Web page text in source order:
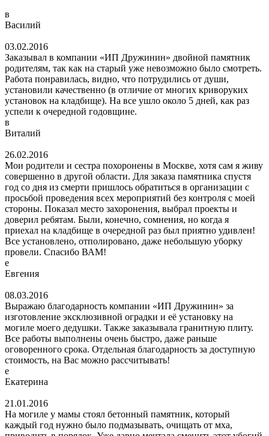
в
Василий
03.02.2016
Заказывал в компании «ИП Дружинин» двойной памятник
родителям, так как на старый уже невозможно было смотреть.
Работа понравилась, видно, что потрудились от души,
установили качественно (в отличие от многих криворуких
установок на кладбище). На все ушло около 5 дней, как раз
успели к очередной годовщине.
в
Виталий
26.02.2016
Мои родители и сестра похоронены в Москве, хотя сам я живу
совершенно в другой области. Для заказа памятника спустя
год со дня из смерти пришлось обратиться в организации с
просьбой проведения всех мероприятий без контроля с моей
стороны. Показал место захоронения, выбрал проекты и
доверил ребятам. Были, конечно, сомнения, но когда я
приехал на кладбище в очередной раз был приятно удивлен!
Все установлено, отполировано, даже небольшую уборку
провели. Спасибо ВАМ!
е
Евгения
08.03.2016
Выражаю благодарность компании «ИП Дружинин» за
изготовление эксклюзивной оградки и её установку на
могиле моего дедушки. Также заказывала гранитную плиту.
Все работы выполнены очень быстро, даже раньше
оговоренного срока. Отдельная благодарность за доступную
стоимость, на Вас можно рассчитывать!
е
Екатерина
21.01.2016
На могиле у мамы стоял бетонный памятник, который
каждый год нужно было подмазывать, очищать от мха,